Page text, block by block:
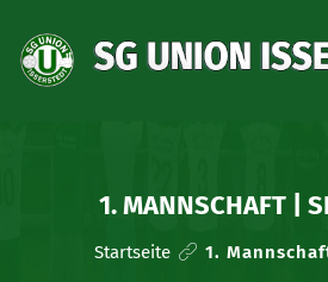
AKTUELLES
VEREIN
1. MANNSCHAFT |
Startseite 1.